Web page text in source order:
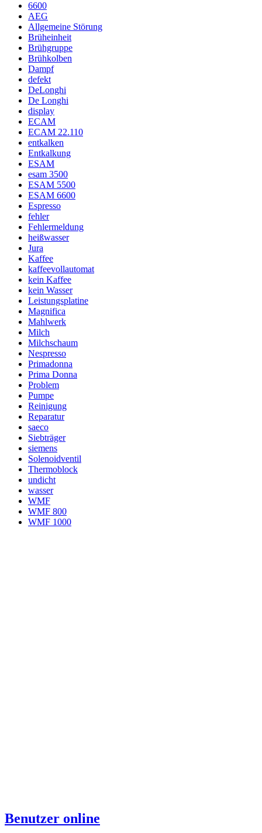
6600
AEG
Allgemeine Störung
Brüheinheit
Brühgruppe
Brühkolben
Dampf
defekt
DeLonghi
De Longhi
display
ECAM
ECAM 22.110
entkalken
Entkalkung
ESAM
esam 3500
ESAM 5500
ESAM 6600
Espresso
fehler
Fehlermeldung
heißwasser
Jura
Kaffee
kaffeevollautomat
kein Kaffee
kein Wasser
Leistungsplatine
Magnifica
Mahlwerk
Milch
Milchschaum
Nespresso
Primadonna
Prima Donna
Problem
Pumpe
Reinigung
Reparatur
saeco
Siebträger
siemens
Solenoidventil
Thermoblock
undicht
wasser
WMF
WMF 800
WMF 1000
Benutzer online